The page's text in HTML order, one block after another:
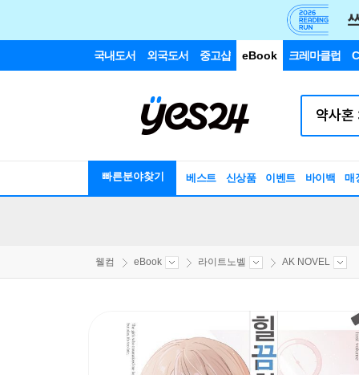
국내도서 외국도서 중고샵 eBook 크레마클럽
빠른분야찾기 베스트 신상품 이벤트 바이백 매
웰컴 eBook 라이트노벨 AK NOVEL